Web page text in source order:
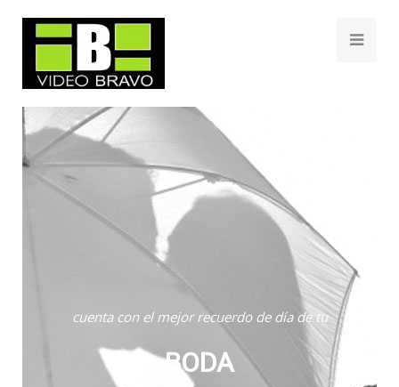
cuenta con el mejor recuerdo de día de tu
BODA